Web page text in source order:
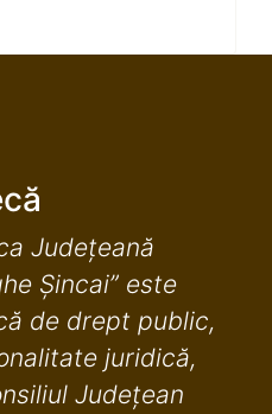
Județeană
Șincai” este
de drept public,
juridică,
Judeţean